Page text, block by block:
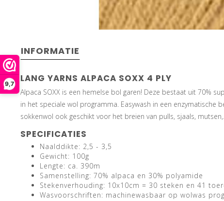
9,7
INFORMATIE
LANG YARNS ALPACA SOXX 4 PLY
Alpaca SOXX is een hemelse bol garen! Deze bestaat uit 70%
in het speciale wol programma. Easywash in een enzymatische
sokkenwol ook geschikt voor het breien van pulls, sjaals,
SPECIFICATIES
Naalddikte: 2,5 - 3,5
Gewicht: 100g
Lengte: ca. 390m
Samenstelling: 70% alpaca en 30% polyamide
Stekenverhouding: 10x10cm = 30 steken en 41
Wasvoorschriften: machinewasbaar op wolwas